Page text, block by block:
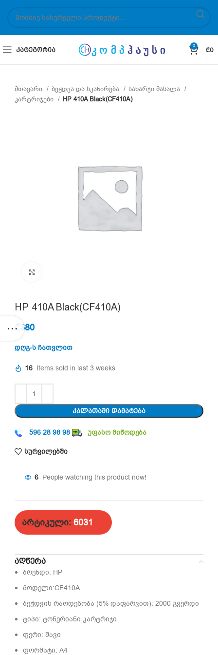
ᲙᲐᲢᲔᲒᲝᲠᲘᲐ
0
₾0
მთავარი ბეჭდვა და სკანირება
სახარჯი მასალა
კარტრიჯები
HP 410A Black(CF410A)
HP 410A Black(CF410A)
₾380
დღგ-ს ჩათვლით
16 Items sold in last 3 weeks
ᲙᲐᲚᲐᲗᲐᲨᲘ ᲓᲐᲛᲐᲢᲔᲑᲐ
596 28 98 98 უფასო მიწოდება
სურვილებში
6 People watching this product now!
არტიკული: 6031
ᲐᲦᲬᲔᲠᲐ
ბრენდი: HP
მოდელი:CF410A
ბეჭდვის რაოდენობა (5% დაფარვით): 2000 გვერდი
ტიპი: ტონერიანი კარტრიჯი
ფერი: შავი
ფორმატი: A4